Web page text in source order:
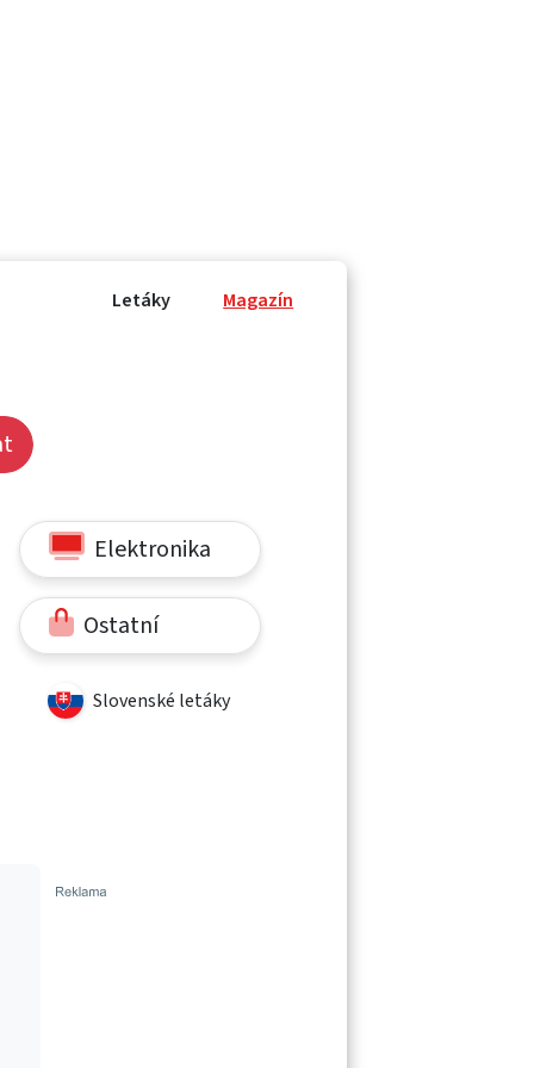
Letáky Magazín
Elektronika
Ostatní
Slovenské letáky